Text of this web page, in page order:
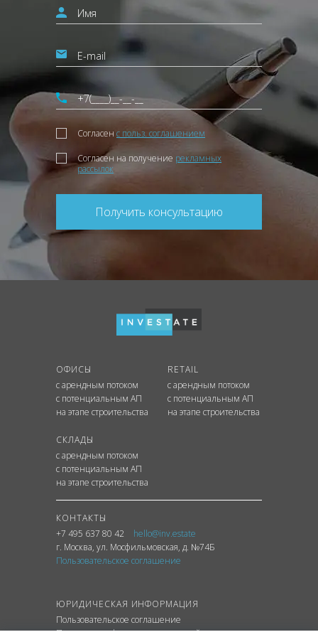
Согласен с польз. соглашением
Согласен на получение рекламных
рассылок
Получить консультацию
ОФИСЫ
с арендным потоком
с потенциальным АП
на этапе строительства
RETAIL
с арендным потоком
с потенциальным АП
на этапе строительства
СКЛАДЫ
с арендным потоком
с потенциальным АП
на этапе строительства
КОНТАКТЫ
+7 495 637 80 42
hello@inv.estate
г. Москва, ул. Мосфильмовская, д. №74Б
Пользовательское соглашение
ЮРИДИЧЕСКАЯ ИНФОРМАЦИЯ
Пользовательское соглашение
Политика конфиденциальности сайта